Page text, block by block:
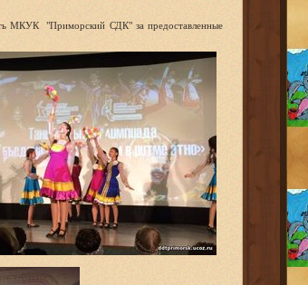
МКУК "Приморский СДК" за предоставленные